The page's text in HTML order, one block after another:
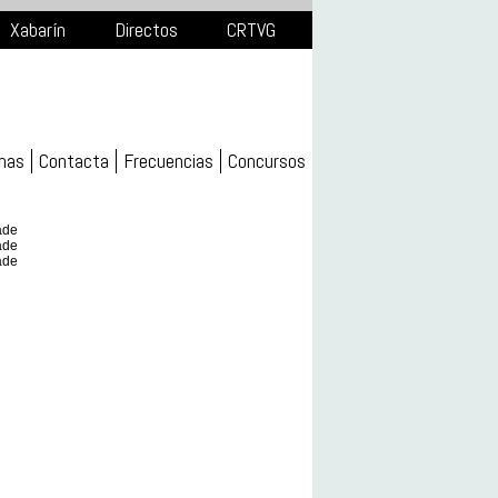
Xabarín Directos CRTVG
Contacta Frecuencias Concursos